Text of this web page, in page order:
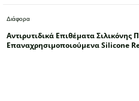
Διάφορα
Αντιρυτιδικά Επιθέματα
Επαναχρησιμοποιούμενα Silicone